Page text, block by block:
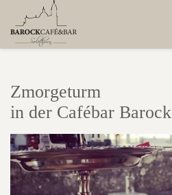
Zmorgeturm
in der Cafébar Barock